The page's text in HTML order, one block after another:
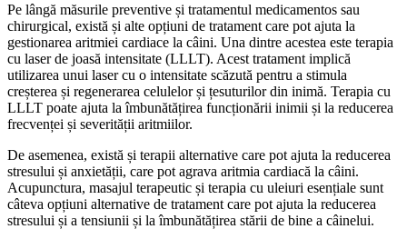
Pe lângă măsurile preventive și tratamentul medicamentos sau
chirurgical, există și alte opțiuni de tratament care pot ajuta la
gestionarea aritmiei cardiace la câini. Una dintre acestea este terapia
cu laser de joasă intensitate (LLLT). Acest tratament implică
utilizarea unui laser cu o intensitate scăzută pentru a stimula
creșterea și regenerarea celulelor și țesuturilor din inimă. Terapia cu
LLLT poate ajuta la îmbunătățirea funcționării inimii și la reducerea
frecvenței și severității aritmiilor.
De asemenea, există și terapii alternative care pot ajuta la reducerea
stresului și anxietății, care pot agrava aritmia cardiacă la câini.
Acupunctura, masajul terapeutic și terapia cu uleiuri esențiale sunt
câteva opțiuni alternative de tratament care pot ajuta la reducerea
stresului și a tensiunii și la îmbunătățirea stării de bine a câinelui.